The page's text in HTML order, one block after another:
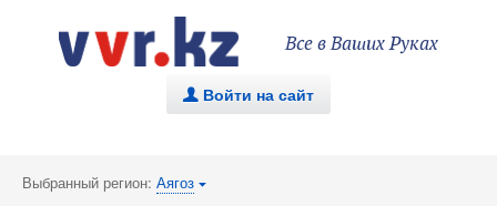
Все в Ваших Руках
. Войти на сайт
Выбранный регион: Аягоз {